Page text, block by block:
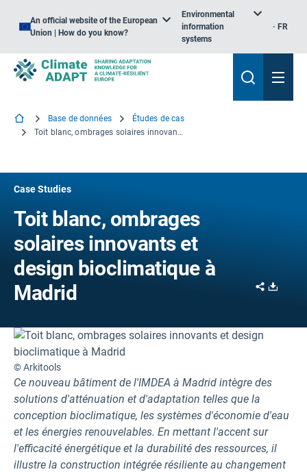
An official website of the European
Union | How do you know?
Environmental
information
systems
FR
Base de données
Études de cas
Toit blanc, ombrages solaires innovants et design bioclimatique à Madrid
Case Studies
Toit blanc, ombrages
solaires innovants et
design bioclimatique à
Madrid
Share
© Arkitools
Ce nouveau bâtiment de l'IMDEA à Madrid intègre des
solutions d'atténuation et d'adaptation telles que la
conception bioclimatique, les systèmes d'économie d'eau
et les énergies renouvelables. En mettant l'accent sur
l'efficacité énergétique et la durabilité des ressources, il
illustre la construction intégrée résiliente au changement